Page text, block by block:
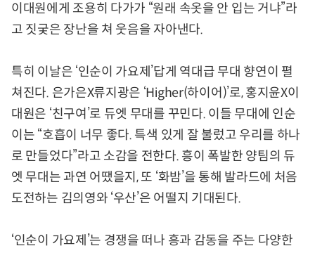
이대원에게 조용히 다가가 “원래 속옷을 안 입는 거냐”라
고 짓궂은 장난을 쳐 웃음을 자아낸다.
특히 이날은 ‘인순이 가요제’답게 역대급 무대 향연이 펼
쳐진다. 은가은X류지광은 ‘Higher(하이어)’로, 홍지윤X이
대원은 ‘친구여’로 듀엣 무대를 꾸민다. 이들 무대에 인순
이는 “호흡이 너무 좋다. 특색 있게 잘 불렀고 우리를 하나
로 만들었다”라고 소감을 전한다. 흥이 폭발한 양팀의 듀
엣 무대는 과연 어땠을지, 또 ‘화밤’을 통해 발라드에 처음
도전하는 김의영와 ‘우산’은 어떨지 기대된다.
‘인순이 가요제’는 경쟁을 떠나 흥과 감동을 주는 다양한